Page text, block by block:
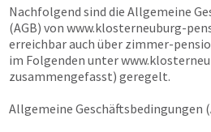
Nachfolgend sind die Allgemeine
(AGB) von www.klosterneuburg-
erreichbar auch über zimmer-
im Folgenden unter
zusammengefasst) geregelt.
Allgemeine Geschäftsbedingungen